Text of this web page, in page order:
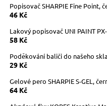
Popisovač SHARPIE Fine Point,
46 Kč
Lakový popisovač UNI PAINT
58 Kč
Poděkování baliči do našeho
29 Kč
Gelové pero SHARPIE S-GEL,
64 Kč